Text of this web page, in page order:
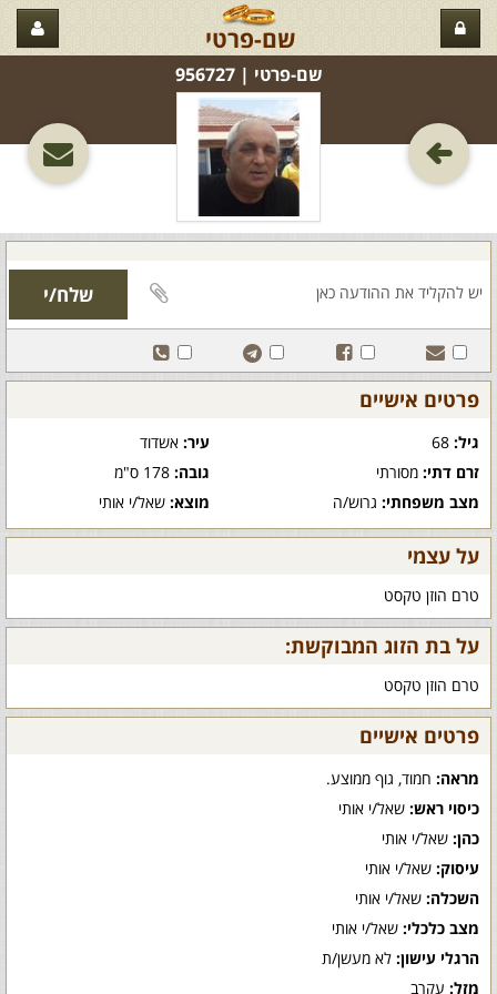
שם-פרטי
שם-פרטי‏ | 956727
פרטים אישיים
גיל: עיר:אשדוד
זרם דתי: מסורתי גובה:178 ס"מ
מצב משפחתי: גרוש/ה מוצא:שאל/י אותי
על עצמי
טרם הוזן טקסט
על בת הזוג המבוקשת:
טרם הוזן טקסט
פרטים אישיים
מראה: חמוד, גוף ממוצע.
כיסוי ראש: שאל/י אותי
כהן: שאל/י אותי
עיסוק: שאל/י אותי
השכלה: שאל/י אותי
מצב כלכלי: שאל/י אותי
הרגלי עישון: לא מעשן/ת
מזל: עקרב